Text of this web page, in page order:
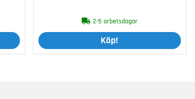
2-5 arbetsdagar
Köp!